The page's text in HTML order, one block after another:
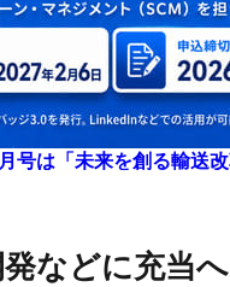
号は「未来を創る輸送
発などに充当へ